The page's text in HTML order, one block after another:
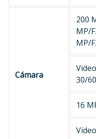
Cámara
200
MP/
MP/
30/
16